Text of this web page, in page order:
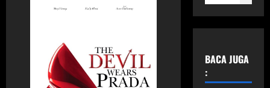
BACA JUGA
: